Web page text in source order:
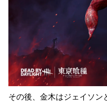
その後、金木はジェイソン